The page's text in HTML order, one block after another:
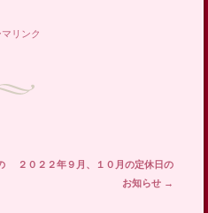
リンク
２０２２年９月、１０月の定休日の
お知らせ →